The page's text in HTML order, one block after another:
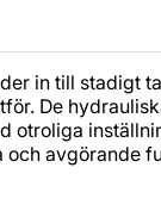
in till stadigt
De
otroliga
avgörande